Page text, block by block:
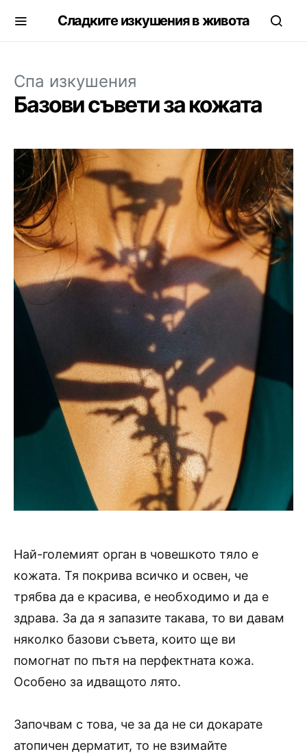
Сладките изкушения в живота
Спа изкушения
Базови съвети за кожата
Най-големият орган в човешкото тяло е
кожата. Тя покрива всичко и освен, че
трябва да е красива, е необходимо и да е
здрава. За да я запазите такава, то ви давам
няколко базови съвета, които ще ви
помогнат по пътя на перфектната кожа.
Особено за идващото лято.
Започвам с това, че за да не си докарате
атопичен дерматит, то не взимайте